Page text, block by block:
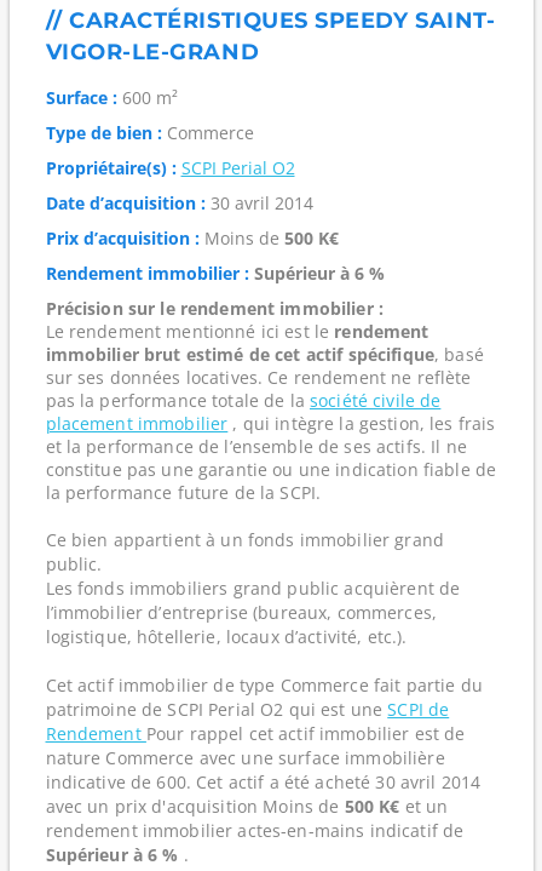
// CARACTÉRISTIQUES SPEEDY SAINT-
VIGOR-LE-GRAND
Surface :600 m²
Type de bien :Commerce
Propriétaire(s) : SCPI Perial O2
Date d’acquisition :30 avril 2014
Prix d’acquisition :Moins de 500 K€
Rendement immobilier : Supérieur à 6 %
Précision sur le rendement immobilier :
Le rendement mentionné ici est le rendement
immobilier brut estimé de cet actif spécifique, basé
sur ses données locatives. Ce rendement ne reflète
pas la performance totale de la société civile de
placement immobilier , qui intègre la gestion, les frais
et la performance de l’ensemble de ses actifs. Il ne
constitue pas une garantie ou une indication fiable de
la performance future de la SCPI.
Ce bien appartient à un fonds immobilier grand
public.
Les fonds immobiliers grand public acquièrent de
l’immobilier d’entreprise (bureaux, commerces,
logistique, hôtellerie, locaux d’activité, etc.).
Cet actif immobilier de type Commerce fait partie du
patrimoine de SCPI Perial O2 qui est uneSCPI de
Rendement Pour rappel cet actif immobilier est de
nature Commerce avec une surface immobilière
indicative de 600. Cet actif a été acheté 30 avril 2014
avec un prix d'acquisition Moins de 500 K€ et un
rendement immobilier actes-en-mains indicatif de
Supérieur à 6 % .